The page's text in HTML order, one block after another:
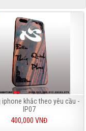
iphone khắc theo yêu cầu -
IP07
400,000 VNĐ